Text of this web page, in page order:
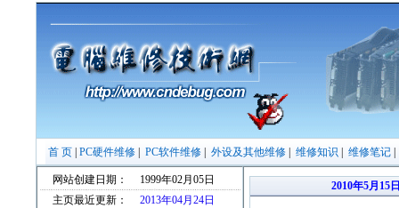
首 页 PC硬件维修 PC软件维修 外设及其他维修 维修知识 维修笔记
网站创建日期：
1999年02月05日
主页最近更新：
2013年04月24日
2010年5月15